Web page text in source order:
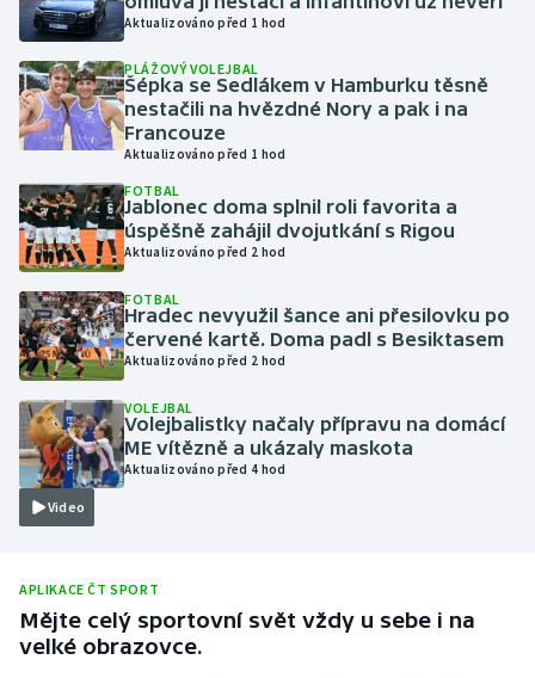
Házená
Jezdectví
Judo
Krasobruslení
Lezení
Lyže a snowboard
Moderní pětiboj
Motorsport
Olympijské hry
Plavání
Aktualizováno před 1 hod
PLÁŽOVÝ VOLEJBAL
Šépka se Sedlákem v Hamburku těsně
nestačili na hvězdné Nory a pak i na
Francouze
Aktualizováno před 1 hod
FOTBAL
Jablonec doma splnil roli favorita a
úspěšně zahájil dvojutkání s Rigou
Aktualizováno před 2 hod
FOTBAL
Hradec nevyužil šance ani přesilovku po
červené kartě. Doma padl s Besiktasem
Aktualizováno před 2 hod
Video
VOLEJBAL
Volejbalistky načaly přípravu na domácí
ME vítězně a ukázaly maskota
Aktualizováno před 4 hod
APLIKACE ČT SPORT
Mějte celý sportovní svět vždy u sebe i na
velké obrazovce.